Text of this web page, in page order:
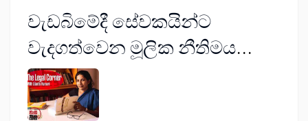
වැඩබිමේදී සේවකයින්ට
වැදගත්වෙන මූලික නීතිමය
කරුණු ගැන දැනගමු